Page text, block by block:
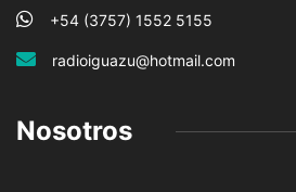
+54 (3757) 1552 5155
radioiguazu@hotmail.com
Nosotros